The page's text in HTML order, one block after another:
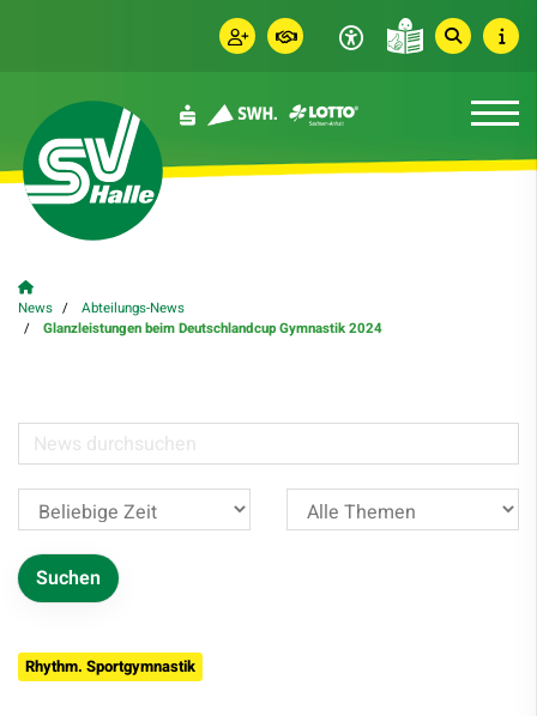
News
Abteilungs-News
Glanzleistungen beim Deutschlandcup Gymnastik 2024
Rhythm. Sportgymnastik